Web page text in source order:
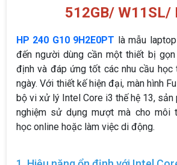
512GB/ W11SL/
HP 240 G10 9H2E0PT là mẫu
đến người dùng cần một thiết bị gọn
định và đáp ứng tốt các nhu cầu học
ngày. Với thiết kế hiện đại, màn hình
bộ vi xử lý Intel Core i3 thế hệ 13,
nghiệm sử dụng mượt mà cho môi
học online hoặc làm việc di động.